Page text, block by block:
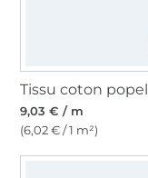
9,03 € / m
(6,02 € / 1 m²)